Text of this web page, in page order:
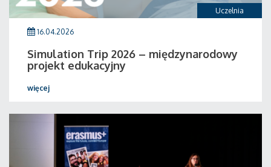
Uczelnia
16.04.2026
Simulation Trip 2026 – międzynarodowy
projekt edukacyjny
więcej